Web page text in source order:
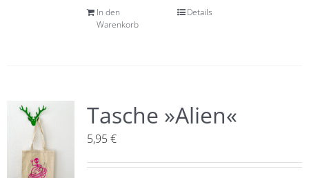
In den
Warenkorb
Details
Tasche »Alien«
5,95€